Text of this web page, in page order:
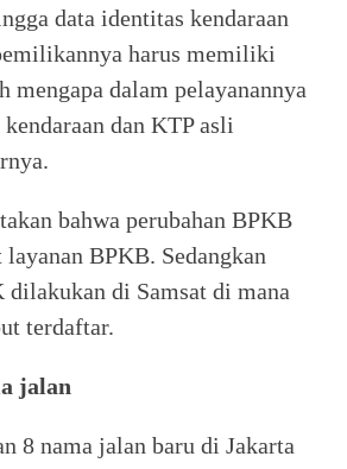
data identitas kendaraan
harus memiliki
mengapa dalam pelayanannya
dan KTP asli
bahwa perubahan BPKB
BPKB. Sedangkan
dilakukan di Samsat di mana
terdaftar.
jalan
8 nama jalan baru di Jakarta